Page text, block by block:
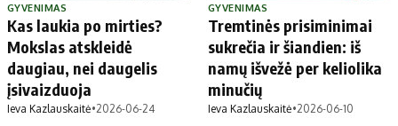
GYVENIMAS
Kas laukia po mirties?
Mokslas atskleidė
daugiau, nei daugelis
įsivaizduoja
Ieva Kazlauskaitė•2026-06-24
GYVENIMAS
Tremtinės prisiminimai
sukrečia ir šiandien: iš
namų išvežė per keliolika
minučių
Ieva Kazlauskaitė•2026-06-10